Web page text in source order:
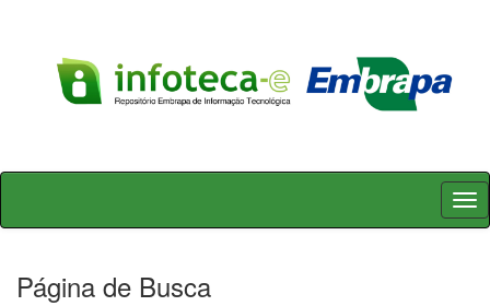
Skip
Página de Busca